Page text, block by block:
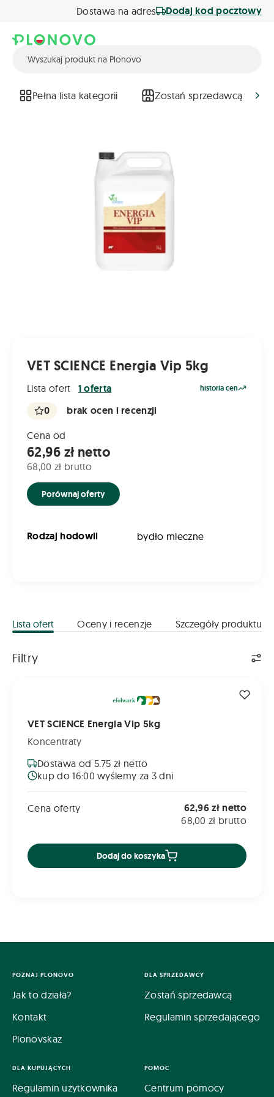
Dostawa na adres Dodaj kod pocztowy
Pełna lista kategorii Zostań sprzedawcą
VET SCIENCE Energia Vip 5kg
Lista ofert 1 oferta historia cen
0 brak ocen i recenzji
Cena od
62,96 zł netto
68,00 zł brutto
Porównaj oferty
Rodzaj hodowli bydło mleczne
Lista ofert Oceny i recenzje Szczegóły produktu
Filtry
VET SCIENCE Energia Vip 5kg
Koncentraty
Dostawa od 5.75 zł netto
kup do 16:00 wyślemy za 3 dni
Cena oferty 62,96 zł netto
68,00 zł brutto
Dodaj do koszyka
POZNAJ PLONOVO
Jak to działa?
Kontakt
Plonovskaz
DLA SPRZEDAWCY
Zostań sprzedawcą
Regulamin sprzedającego
DLA KUPUJĄCYCH
Regulamin użytkownika
POMOC
Centrum pomocy